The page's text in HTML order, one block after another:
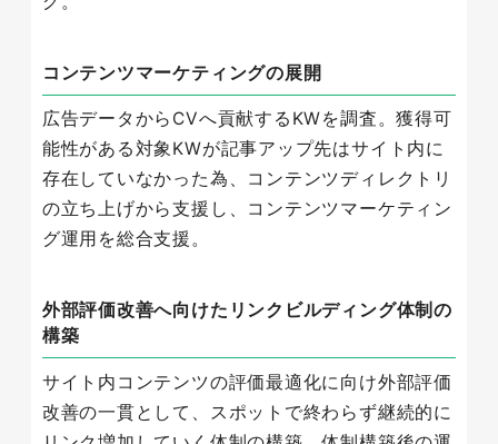
コンテンツマーケティングの展開
広告データからCVへ貢献するKWを調査。獲得可
能性がある対象KWが記事アップ先はサイト内に
存在していなかった為、コンテンツディレクトリ
の立ち上げから支援し、コンテンツマーケティン
グ運用を総合支援。
外部評価改善へ向けたリンクビルディング体制の
構築
サイト内コンテンツの評価最適化に向け外部評価
改善の一貫として、スポットで終わらず継続的に